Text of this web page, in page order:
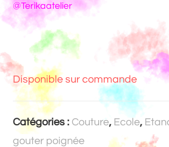
@Terikaatelier
Disponible sur commande
Catégories : Couture, Ecole,
gouter poignée